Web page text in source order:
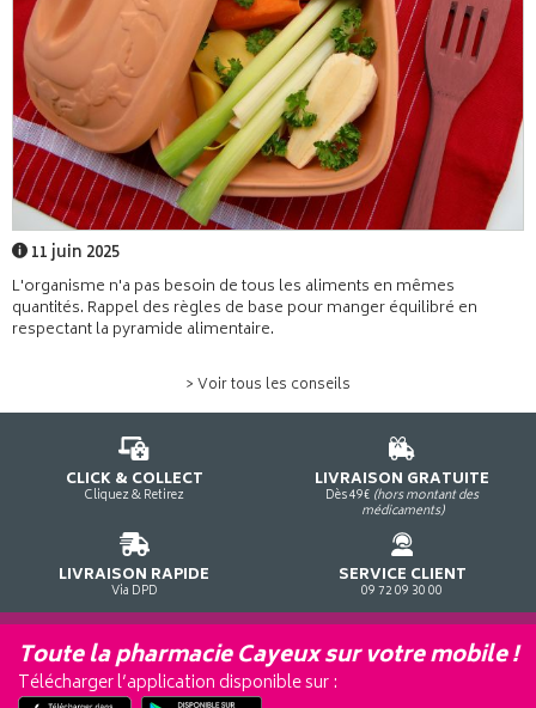
11 juin 2025
L'organisme n'a pas besoin de tous les aliments en mêmes
quantités. Rappel des règles de base pour manger équilibré en
respectant la pyramide alimentaire.
> Voir tous les conseils
CLICK & COLLECT
Cliquez & Retirez
LIVRAISON GRATUITE
Dès 49€ (hors montant des
médicaments)
LIVRAISON RAPIDE
Via DPD
SERVICE CLIENT
09 72 09 30 00
Toute la pharmacie Cayeux sur votre mobile !
Télécharger l’application disponible sur :